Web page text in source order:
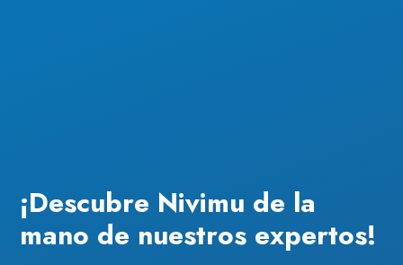
¡Descubre Nivimu de la
mano de nuestros expertos!